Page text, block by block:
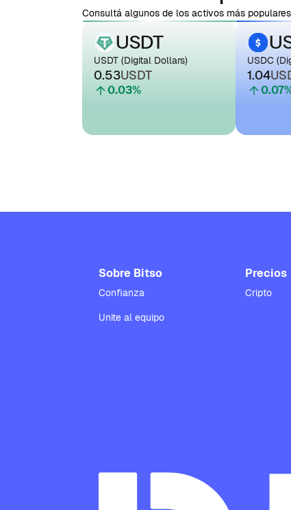
Consultá algunos de los activos más
USDT
USDT (Digital Dollars)
0.53USDT
0.03%
USDC
1.04
0.07
Sobre Bitso
Confianza
Unite al equipo
Precios
Cripto